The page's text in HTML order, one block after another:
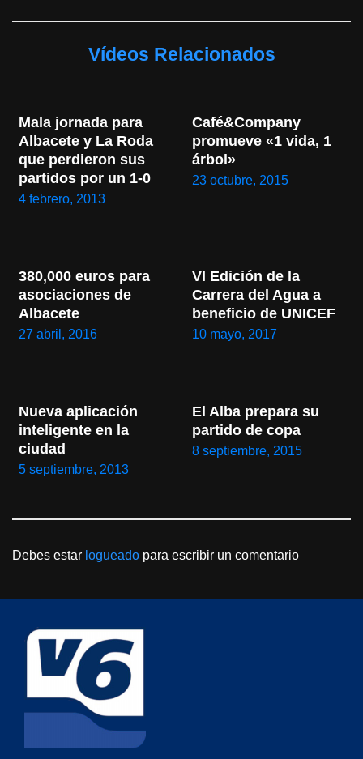
Vídeos Relacionados
Mala jornada para
Albacete y La Roda
que perdieron sus
partidos por un 1-0
4 febrero, 2013
Café&Company
promueve «1 vida, 1
árbol»
23 octubre, 2015
380,000 euros para
asociaciones de
Albacete
27 abril, 2016
VI Edición de la
Carrera del Agua a
beneficio de UNICEF
10 mayo, 2017
Nueva aplicación
inteligente en la
ciudad
5 septiembre, 2013
El Alba prepara su
partido de copa
8 septiembre, 2015
Debes estar logueado para escribir un comentario